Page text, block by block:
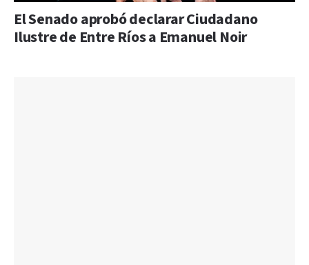
El Senado aprobó declarar Ciudadano
Ilustre de Entre Ríos a Emanuel Noir